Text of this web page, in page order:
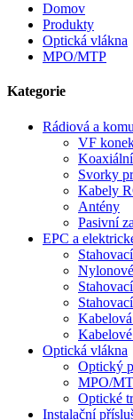
Domov
Produkty
Optická vlákna
MPO/MTP
Kategorie
Rádiová a
VF
Svorky
Kabely
Antény
Pasivní
EPC a
Optická vlákna
Optický
MPO/
Optické
Instalační